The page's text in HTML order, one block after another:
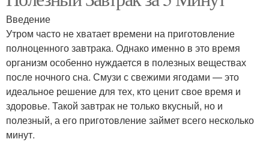
Введение
Утром часто не хватает времени на приготовление
полноценного завтрака. Однако именно в это время
организм особенно нуждается в полезных веществах
после ночного сна. Смузи с свежими ягодами — это
идеальное решение для тех, кто ценит свое время и
здоровье. Такой завтрак не только вкусный, но и
полезный, а его приготовление займет всего несколько
минут.